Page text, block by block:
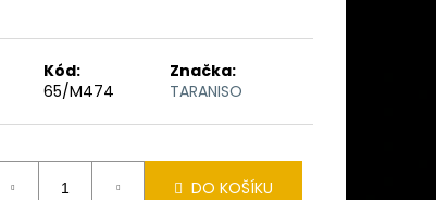
Kód:
65/M474
Značka:
TARANISO
DO KOŠÍKU
Následující